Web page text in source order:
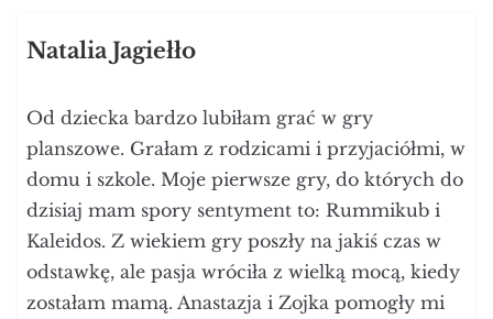
Natalia Jagiełło
Od dziecka bardzo lubiłam grać w gry
planszowe. Grałam z rodzicami i przyjaciółmi, w
domu i szkole. Moje pierwsze gry, do których do
dzisiaj mam spory sentyment to: Rummikub i
Kaleidos. Z wiekiem gry poszły na jakiś czas w
odstawkę, ale pasja wróciła z wielką mocą, kiedy
zostałam mamą. Anastazja i Zojka pomogły mi